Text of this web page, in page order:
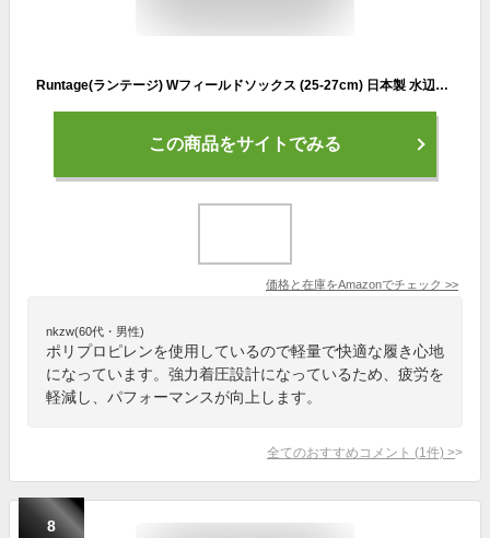
Runtage(ランテージ) Wフィールドソックス (25-27cm) 日本製 水辺で履ける 防寒 コンプレッション 速乾 保温 メンズ/レディース 釣り フィッシング スキー スノーボー 靴下 IF80
この商品をサイトでみる
価格と在庫をAmazonでチェック >>
nkzw(60代・男性)
ポリプロピレンを使用しているので軽量で快適な履き心地
になっています。強力着圧設計になっているため、疲労を
軽減し、パフォーマンスが向上します。
全てのおすすめコメント (1 件) >
8